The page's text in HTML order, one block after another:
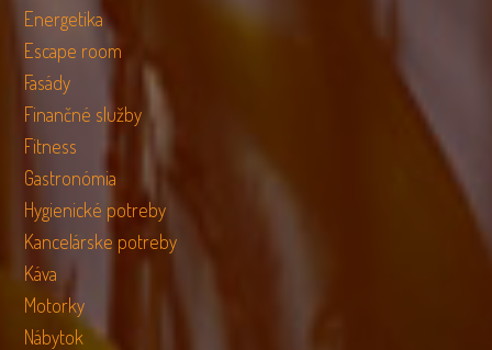
Energetika
Escape room
Fasády
Finančné služby
Fitness
Gastronómia
Hygienické potreby
Kancelárske potreby
Káva
Motorky
Nábytok